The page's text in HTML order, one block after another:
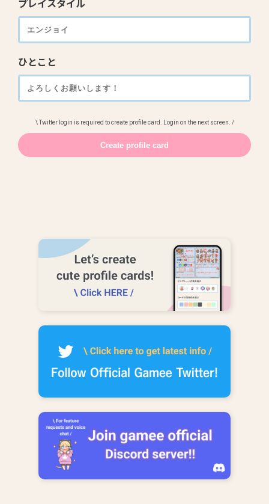
プレイスタイル
ひとこと
\ Twitter login is required to create profile card. Login on the next screen. /